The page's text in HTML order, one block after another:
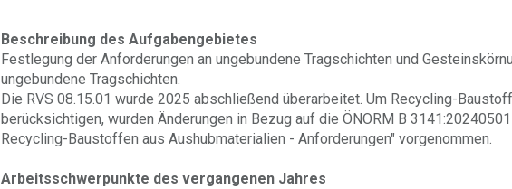
Beschreibung des Aufgabengebietes
Festlegung der Anforderungen an ungebundene Tragschichten und
ungebundene Tragschichten.
Die RVS 08.15.01 wurde 2025 abschließend überarbeitet. Um Recycling-
berücksichtigen, wurden Änderungen in Bezug auf die ÖNORM B
Recycling-Baustoffen aus Aushubmaterialien - Anforderungen" vorgenommen.
Arbeitsschwerpunkte des vergangenen Jahres